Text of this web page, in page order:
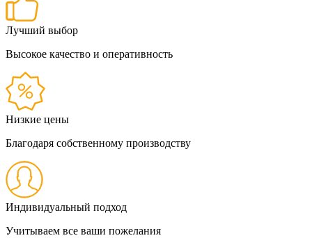
Лучший выбор
Высокое качество и оперативность
Низкие цены
Благодаря собственному производству
Индивидуальный подход
Учитываем все ваши пожелания